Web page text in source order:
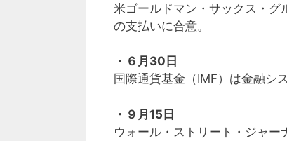
米ゴールドマン・サックス・グ
の支払いに合意。
・６月30日
国際通貨基金（IMF）は金融シ
・９月15日
ウォール・ストリート・ジャ